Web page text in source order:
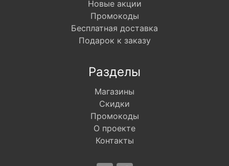
Новые акции
Промокоды
Бесплатная доставка
Подарок к заказу
Разделы
Магазины
Скидки
Промокоды
О проекте
Контакты